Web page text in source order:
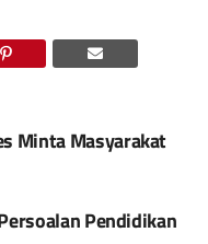
Minta Masyarakat
Pendidikan